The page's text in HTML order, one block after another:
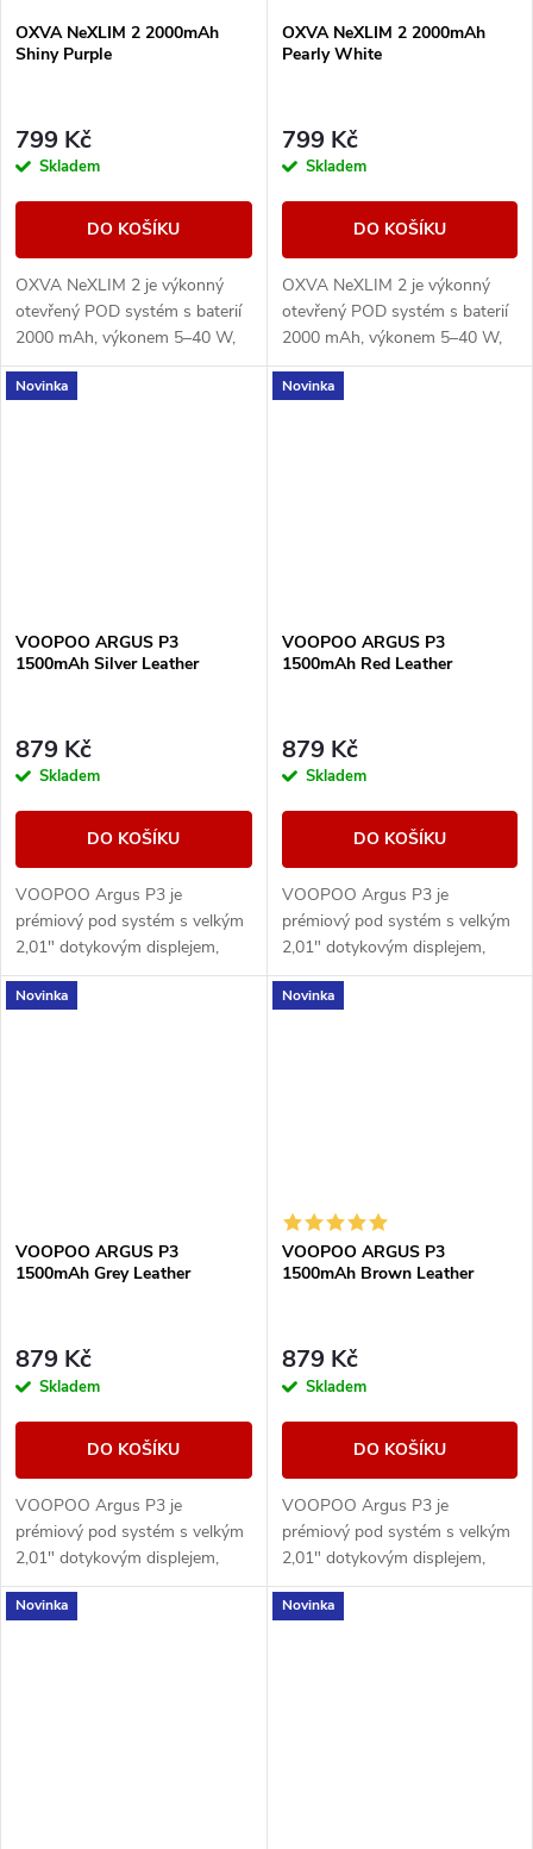
OXVA NeXLIM 2 2000mAh
Shiny Purple
799 Kč
Skladem
DO KOŠÍKU
OXVA NeXLIM 2 je výkonný
otevřený POD systém s baterií
2000 mAh, výkonem 5–40 W,
rychlým nabíjením 5V/3A a
cartridgemi UNITECH 3.0 s
OXVA NeXLIM 2 2000mAh
Pearly White
799 Kč
Skladem
DO KOŠÍKU
OXVA NeXLIM 2 je výkonný
otevřený POD systém s baterií
2000 mAh, výkonem 5–40 W,
rychlým nabíjením 5V/3A a
cartridgemi UNITECH 3.0 s
Novinka
VOOPOO ARGUS P3
1500mAh Silver Leather
879 Kč
Skladem
DO KOŠÍKU
VOOPOO Argus P3 je
prémiový pod systém s velkým
2,01" dotykovým displejem,
baterií 1500 mAh a výkonem až
30 W. Nabízí moderní ovládání,
Novinka
VOOPOO ARGUS P3
1500mAh Red Leather
879 Kč
Skladem
DO KOŠÍKU
VOOPOO Argus P3 je
prémiový pod systém s velkým
2,01" dotykovým displejem,
baterií 1500 mAh a výkonem až
30 W. Nabízí moderní ovládání,
Novinka
VOOPOO ARGUS P3
1500mAh Grey Leather
879 Kč
Skladem
DO KOŠÍKU
VOOPOO Argus P3 je
prémiový pod systém s velkým
2,01" dotykovým displejem,
baterií 1500 mAh a výkonem až
30 W. Nabízí moderní ovládání,
Novinka
VOOPOO ARGUS P3
1500mAh Brown Leather
879 Kč
Skladem
DO KOŠÍKU
VOOPOO Argus P3 je
prémiový pod systém s velkým
2,01" dotykovým displejem,
baterií 1500 mAh a výkonem až
30 W. Nabízí moderní ovládání,
Novinka Novinka